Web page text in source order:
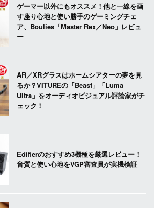
ゲーマー以外にもオススメ！他と一線を画
す座り心地と使い勝手のゲーミングチェ
ア、Boulies「Master Rex／Neo」レビュ
ー
AR／XRグラスはホームシアターの夢を見
るか？VITUREの「Beast」「Luma
Ultra」をオーディオビジュアル評論家がチ
ェック！
Edifierのおすすめ3機種を厳選レビュー！
音質と使い心地をVGP審査員が実機検証